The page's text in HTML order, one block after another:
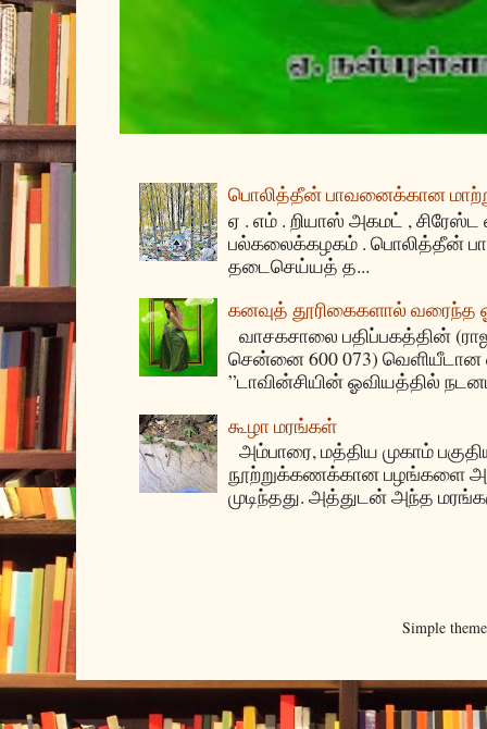
பொலித்தீன் பாவனைக்கான
ஏ . எம் . றியாஸ் அகமட் , சிரேஸ்ட
பல்கலைக்கழகம் . பொலித்தீன்
தடைசெய்யத் த...
கனவுத் தூரிகைகளால்
வாசகசாலை பதிப்பகத்தின்
சென்னை 600 073)
”டாவின்சியின் ஓவியத்தில்
கூழா மரங்கள்
அம்பாரை, மத்திய முகாம்
நூற்றுக்கணக்கான பழங்களை
முடிந்தது. அத்துடன் அந்த
Simple